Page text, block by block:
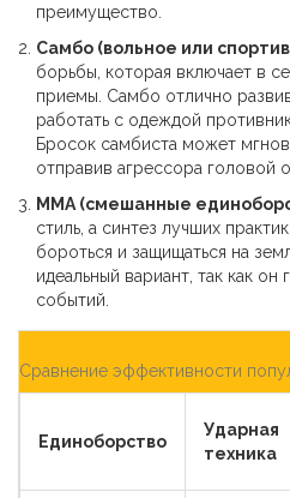
преимущество.
Самбо (вольное или
борьбы, которая включает в
приемы. Самбо отлично
работать с одеждой
Бросок самбиста может
отправив агрессора головой
MMA (смешанные
стиль, а синтез лучших
бороться и защищаться на
идеальный вариант, так как
событий.
Сравнение эффективности
Единоборство
Ударная
техника